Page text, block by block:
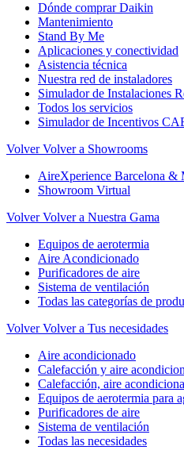
Dónde comprar Daikin
Mantenimiento
Stand By Me
Aplicaciones y conectividad
Asistencia técnica
Nuestra red de instaladores
Simulador de Instalaciones
Todos los servicios
Simulador de Incentivos
Volver Volver a Showrooms
AireXperience Barcelona &
Showroom Virtual
Volver Volver a Nuestra Gama
Equipos de aerotermia
Aire Acondicionado
Purificadores de aire
Sistema de ventilación
Todas las categorías de
Volver Volver a Tus necesidades
Aire acondicionado
Calefacción y aire
Calefacción, aire
Equipos de aerotermia para
Purificadores de aire
Sistema de ventilación
Todas las necesidades